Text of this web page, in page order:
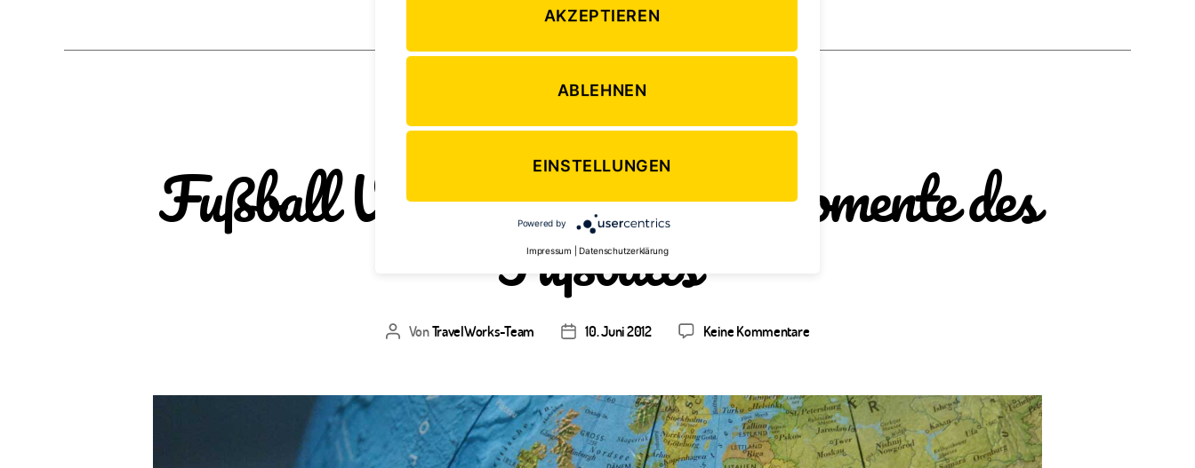
Kategorien
WELTWEIT
Fußball Videos – Witzige Momente des
Fußballs
Beitragsautor
VonTravelWorks-Team Veröffentlichungsdatum
10. Juni 2012 Keine Kommentarezu
–
Witzige
Momente
des
AKZEPTIEREN
ABLEHNEN
EINSTELLUNGEN
Powered by
Impressum Datenschutzerklärung